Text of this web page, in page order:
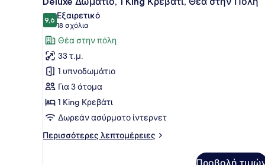
τα
δωμάτια
όλων
των
φωτογραφιών
για
Deluxe
Δωμάτιο,
1
King
Κρεβάτι,
Θέα
9,69,6 στα 10
Εξαιρετικό
18 σχόλια
(18
σχόλια)
Θέα στην πόλη
33 τ.μ.
1 υπνοδωμάτιο
Για 3 άτομα
1 King Κρεβάτι
Δωρεάν ασύρματο ίντερνετ
Περισσότερες λεπτομέρειες
Περισσότερες
Προβολή